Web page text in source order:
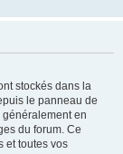
stockés dans la
le panneau de
généralement en
du forum. Ce
et toutes vos